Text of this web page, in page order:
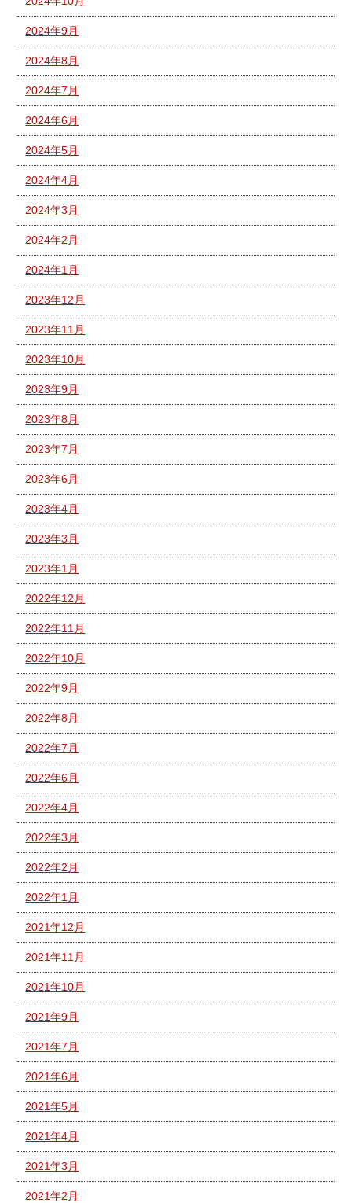
2024年9月
2024年8月
2024年7月
2024年6月
2024年5月
2024年4月
2024年3月
2024年2月
2024年1月
2023年12月
2023年11月
2023年10月
2023年9月
2023年8月
2023年7月
2023年6月
2023年4月
2023年3月
2023年1月
2022年12月
2022年11月
2022年10月
2022年9月
2022年8月
2022年7月
2022年6月
2022年4月
2022年3月
2022年2月
2022年1月
2021年12月
2021年11月
2021年10月
2021年9月
2021年7月
2021年6月
2021年5月
2021年4月
2021年3月
2021年2月